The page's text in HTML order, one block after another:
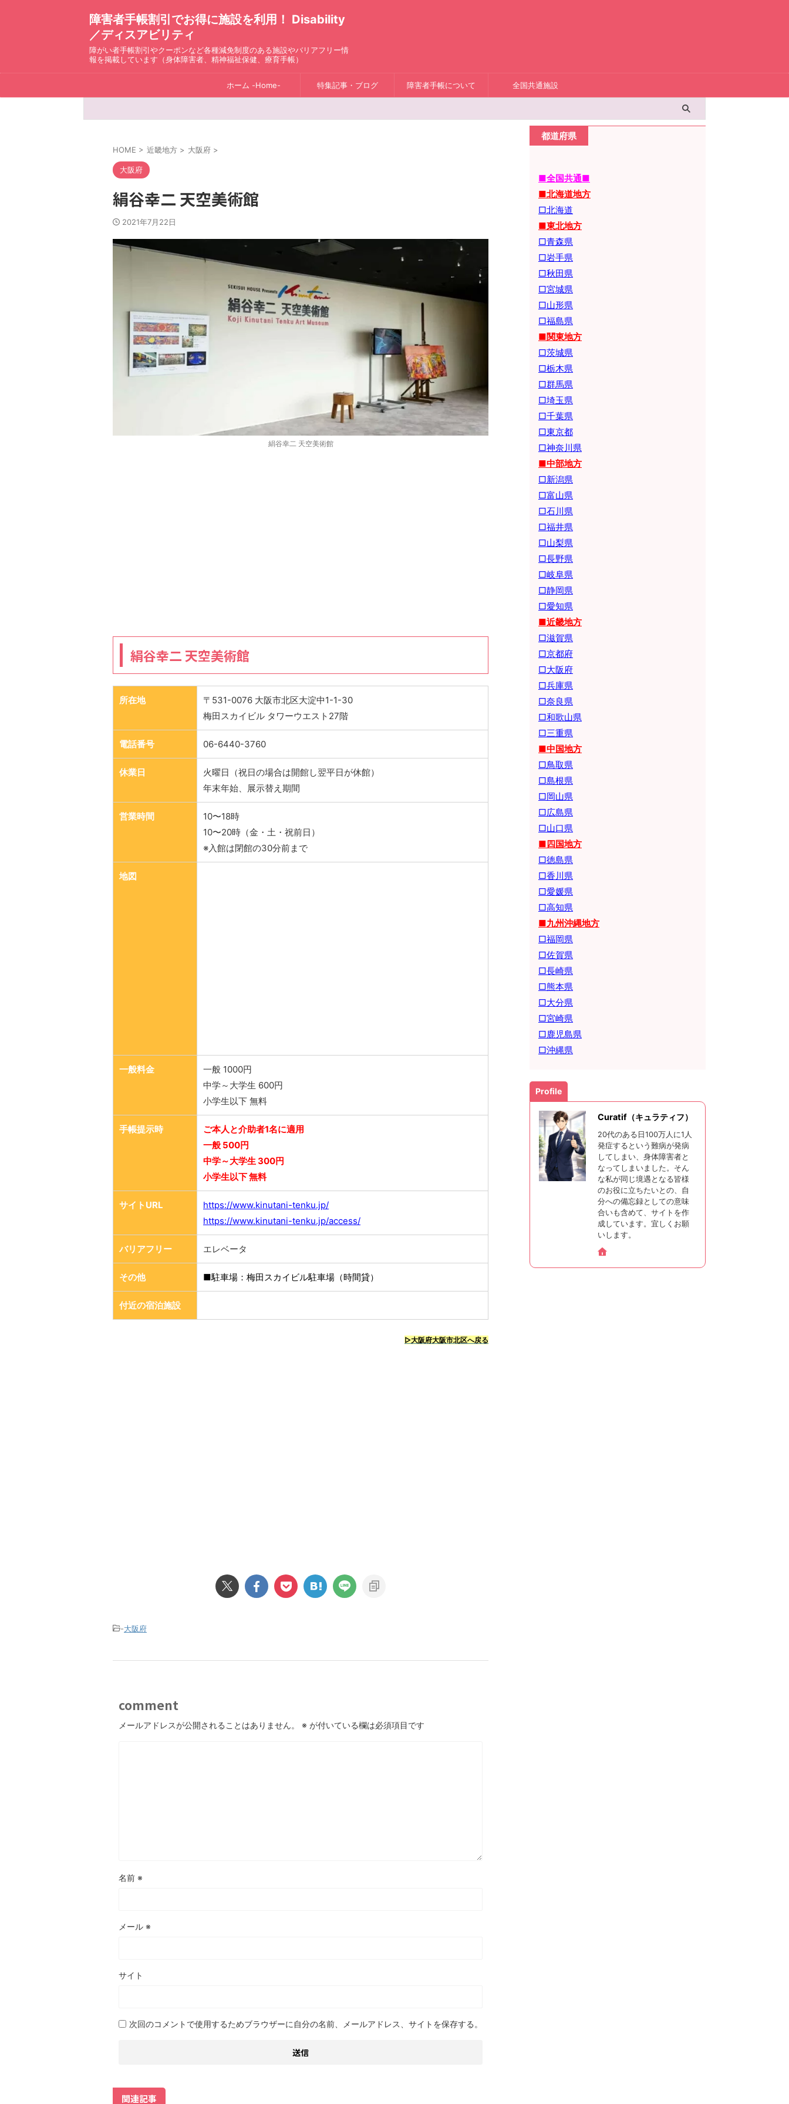
障害者手帳割引でお得に施設を利用！ Disability
／ディスアビリティ
障がい者手帳割引やクーポンなど各種減免制度のある施設やバリアフリー情
報を掲載しています（身体障害者、精神福祉保健、療育手帳）
ホーム -Home- 特集記事・ブログ 障害者手帳について 全国共通施設
HOME > 近畿地方 > 大阪府 >
大阪府
絹谷幸二 天空美術館
2021年7月22日
絹谷幸二 天空美術館
絹谷幸二 天空美術館
所在地
〒531-0076 大阪市北区大淀中1-1-30
梅田スカイビル タワーウエスト27階
電話番号 06-6440-3760
休業日
火曜日（祝日の場合は開館し翌平日が休館）
年末年始、展示替え期間
営業時間
10〜18時
10〜20時（金・土・祝前日）
※入館は閉館の30分前まで
地図
一般料金
一般 1000円
中学～大学生 600円
小学生以下 無料
手帳提示時
ご本人と介助者1名に適用
一般 500円
中学～大学生 300円
小学生以下 無料
サイトURL
https://www.kinutani-tenku.jp/
https://www.kinutani-tenku.jp/access/
バリアフリー エレベータ
その他 ■駐車場：梅田スカイビル駐車場（時間貸）
付近の宿泊施設
▷大阪府大阪市北区へ戻る
-大阪府
comment
メールアドレスが公開されることはありません。 ※ が付いている欄は必須項目です
名前 ※
メール ※
サイト
次回のコメントで使用するためブラウザーに自分の名前、メールアドレス、サイトを保存する。
関連記事
都道府県
■全国共通■
■北海道地方
□北海道
■東北地方
□青森県
□岩手県
□秋田県
□宮城県
□山形県
□福島県
■関東地方
□茨城県
□栃木県
□群馬県
□埼玉県
□千葉県
□東京都
□神奈川県
■中部地方
□新潟県
□富山県
□石川県
□福井県
□山梨県
□長野県
□岐阜県
□静岡県
□愛知県
■近畿地方
□滋賀県
□京都府
□大阪府
□兵庫県
□奈良県
□和歌山県
□三重県
■中国地方
□鳥取県
□島根県
□岡山県
□広島県
□山口県
■四国地方
□徳島県
□香川県
□愛媛県
□高知県
■九州沖縄地方
□福岡県
□佐賀県
□長崎県
□熊本県
□大分県
□宮崎県
□鹿児島県
□沖縄県
Profile
Curatif（キュラティフ）
20代のある日100万人に1人
発症するという難病が発病
してしまい、身体障害者と
なってしまいました。そん
な私が同じ境遇となる皆様
のお役に立ちたいとの、自
分への備忘録としての意味
合いも含めて、サイトを作
成しています。宜しくお願
いします。